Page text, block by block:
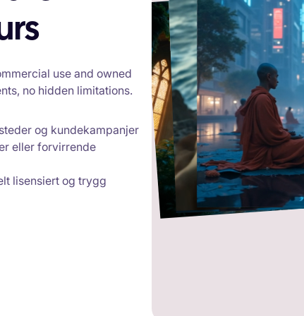
use and owned
no hidden limitations.
og kundekampanjer
eller forvirrende
lisensiert og trygg
Spørsmål:
tåke,
Leder: